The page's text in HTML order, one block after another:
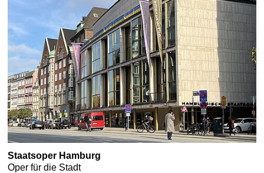
Staatsoper Hamburg
Oper für die Stadt